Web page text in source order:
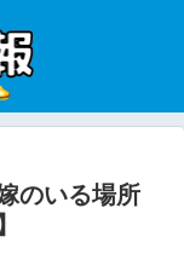
のいる場所